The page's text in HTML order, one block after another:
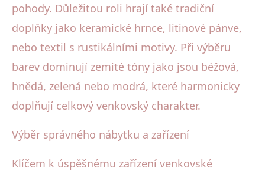
pohody. Důležitou roli hrají také tradiční
doplňky jako keramické hrnce, litinové pánve,
nebo textil s rustikálními motivy. Při výběru
barev dominují zemité tóny jako jsou béžová,
hnědá, zelená nebo modrá, které harmonicky
doplňují celkový venkovský charakter.
Výběr správného nábytku a zařízení
Klíčem k úspěšnému zařízení venkovské